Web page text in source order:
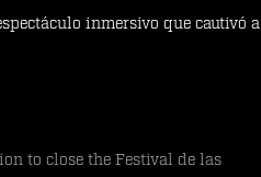
inmersivo que cautivó a
to close the Festival de las